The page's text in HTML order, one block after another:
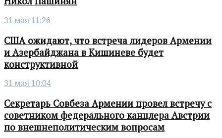
31 мая 11:26
США ожидают, что встреча лидеров Армении
и Азербайджана в Кишиневе будет
конструктивной
31 мая 10:04
Секретарь Совбеза Армении провел встречу с
советником федерального канцлера Австрии
по внешнеполитическим вопросам